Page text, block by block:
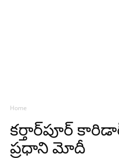
Home
కర్తార్‌పూర్‌
ప్రధాని మోదీ